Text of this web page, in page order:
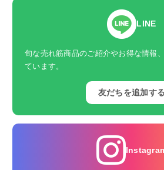
LINE
旬な売れ筋商品のご紹介やお得な情報
ています。
友だちを追加する